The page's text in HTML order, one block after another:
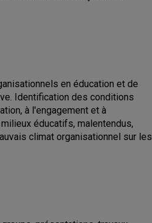
en éducation et de
Identification des conditions
à l'engagement et à
éducatifs, malentendus,
climat organisationnel sur les